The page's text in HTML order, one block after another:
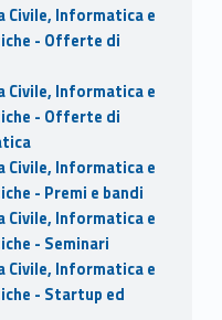
Civile, Informatica e
- Offerte di
Civile, Informatica e
- Offerte di
Civile, Informatica e
- Premi e bandi
Civile, Informatica e
- Seminari
Civile, Informatica e
- Startup ed